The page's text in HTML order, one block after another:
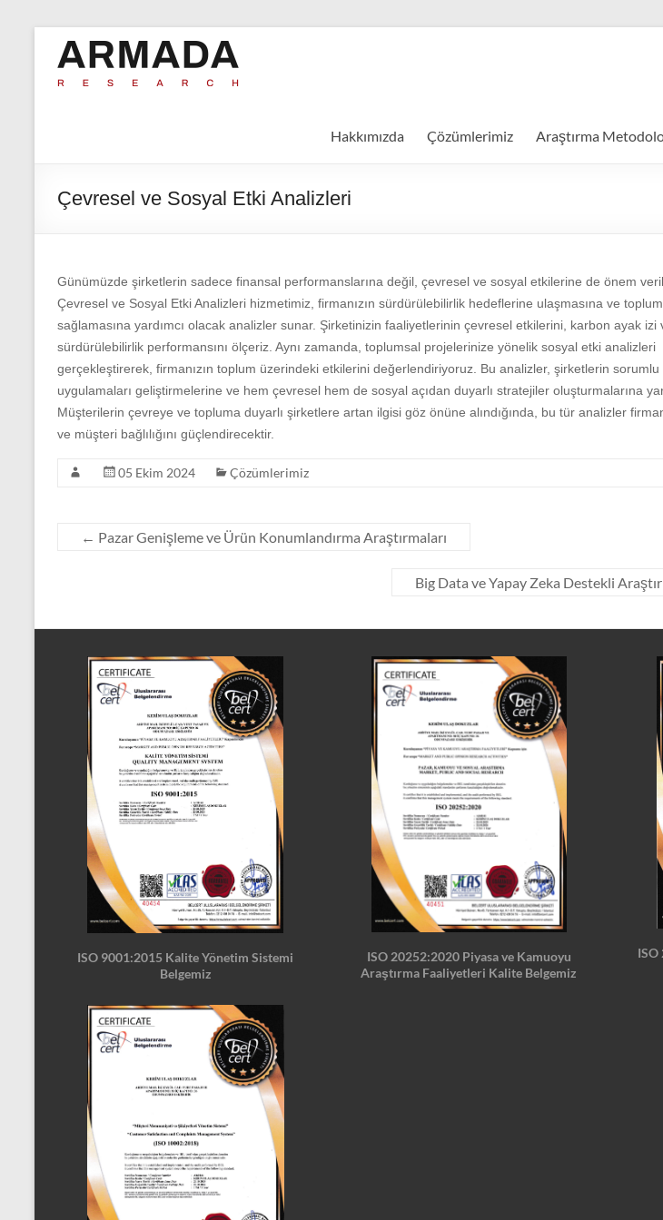
content
Armada
Armada
Araştırma ve
Hakkımızda Çözümlerimiz Araştırma
Çevresel ve Sosyal Etki Analizleri
Günümüzde şirketlerin sadece finansal performanslarına değil, çevresel ve sosyal etkilerine de önem
Çevresel ve Sosyal Etki Analizleri hizmetimiz, firmanızın sürdürülebilirlik hedeflerine ulaşmasına ve
sağlamasına yardımcı olacak analizler sunar. Şirketinizin faaliyetlerinin çevresel etkilerini, karbon ayak izi
sürdürülebilirlik performansını ölçeriz. Aynı zamanda, toplumsal projelerinize yönelik sosyal etki analizleri
gerçekleştirerek, firmanızın toplum üzerindeki etkilerini değerlendiriyoruz. Bu analizler, şirketlerin sorumlu
uygulamaları geliştirmelerine ve hem çevresel hem de sosyal açıdan duyarlı stratejiler oluşturmalarına
Müşterilerin çevreye ve topluma duyarlı şirketlere artan ilgisi göz önüne alındığında, bu tür analizler
ve müşteri bağlılığını güçlendirecektir.
05 Ekim 2024 Çözümlerimiz
← Pazar Genişleme ve Ürün Konumlandırma Araştırmaları
Big Data ve Yapay Zeka Destekli
ISO 9001:2015 Kalite Yönetim Sistemi
Belgemiz
ISO 20252:2020 Piyasa ve Kamuoyu
Araştırma Faaliyetleri Kalite Belgemiz